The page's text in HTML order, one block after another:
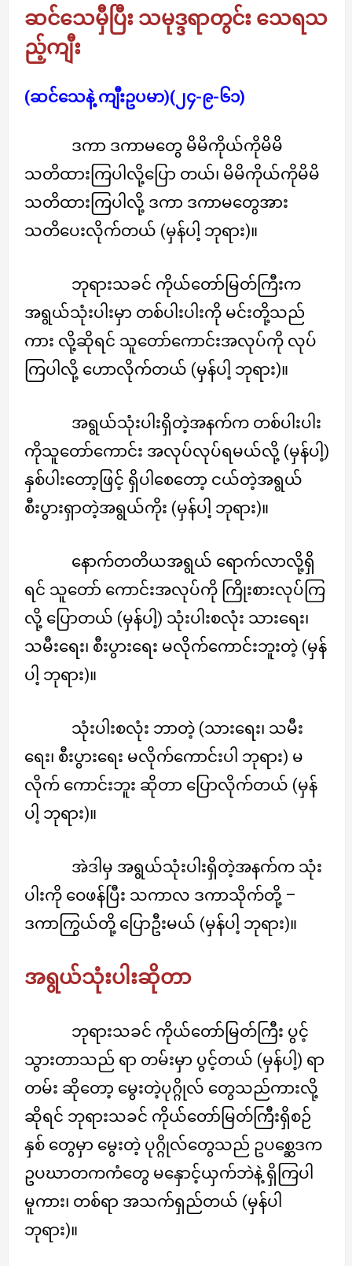
ဆင်သေမှီပြီး သမုဒ္ဒရာတွင်း သေရသ
ည့်ကျီး
(ဆင်သေနဲ့ ကျီးဥပမာ)(၂၄-၉-၆၁)
ဒကာ ဒကာမတွေ မိမိကိုယ်ကိုမိမိ
သတိထားကြပါလို့ပြော တယ်၊ မိမိကိုယ်ကိုမိမိ
သတိထားကြပါလို့ ဒကာ ဒကာမတွေအား
သတိပေးလိုက်တယ် (မှန်ပါ့ ဘုရား)။
ဘုရားသခင် ကိုယ်တော်မြတ်ကြီးက
အရွယ်သုံးပါးမှာ တစ်ပါးပါးကို မင်းတို့သည်
ကား လို့ဆိုရင် သူတော်ကောင်းအလုပ်ကို လုပ်
ကြပါလို့ ဟောလိုက်တယ် (မှန်ပါ့ ဘုရား)။
အရွယ်သုံးပါးရှိတဲ့အနက်က တစ်ပါးပါး
ကိုသူတော်ကောင်း အလုပ်လုပ်ရမယ်လို့ (မှန်ပါ့)
နှစ်ပါးတော့ဖြင့် ရှိပါစေတော့ ငယ်တဲ့အရွယ်
စီးပွားရှာတဲ့အရွယ်ကိုး (မှန်ပါ့ ဘုရား)။
နောက်တတိယအရွယ် ရောက်လာလို့ရှိ
ရင် သူတော် ကောင်းအလုပ်ကို ကြိုးစားလုပ်ကြ
လို့ ပြောတယ် (မှန်ပါ့) သုံးပါးစလုံး သားရေး၊
သမီးရေး၊ စီးပွားရေး မလိုက်ကောင်းဘူးတဲ့ (မှန်
ပါ့ ဘုရား)။
သုံးပါးစလုံး ဘာတဲ့ (သားရေး၊ သမီး
ရေး၊ စီးပွားရေး မလိုက်ကောင်းပါ ဘုရား) မ
လိုက် ကောင်းဘူး ဆိုတာ ပြောလိုက်တယ် (မှန်
ပါ့ ဘုရား)။
အဲဒါမှ အရွယ်သုံးပါးရှိတဲ့အနက်က သုံး
ပါးကို ဝေဖန်ပြီး သကာလ ဒကာသိုက်တို့ –
ဒကာကြွယ်တို့ ပြောဦးမယ် (မှန်ပါ့ ဘုရား)။
အရွယ်သုံးပါးဆိုတာ
ဘုရားသခင် ကိုယ်တော်မြတ်ကြီး ပွင့်
သွားတာသည် ရာ တမ်းမှာ ပွင့်တယ် (မှန်ပါ့) ရာ
တမ်း ဆိုတော့ မွေးတဲ့ပုဂ္ဂိုလ် တွေသည်ကားလို့
ဆိုရင် ဘုရားသခင် ကိုယ်တော်မြတ်ကြီးရှိစဉ်
နှစ် တွေမှာ မွေးတဲ့ ပုဂ္ဂိုလ်တွေသည် ဥပစ္ဆေဒက
ဥပဃာတကကံတွေ မနှောင့်ယှက်ဘဲနဲ့ ရှိကြပါ
မူကား၊ တစ်ရာ အသက်ရှည်တယ် (မှန်ပါ
ဘုရား)။